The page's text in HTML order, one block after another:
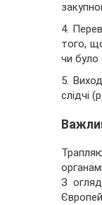
4.
того,
чи було
5.
слідчі
З